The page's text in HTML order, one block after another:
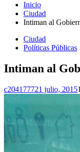
Inicio
Ciudad
Intiman al
Ciudad
Políticas Públicas
Intiman al
c204177721 julio, 20151